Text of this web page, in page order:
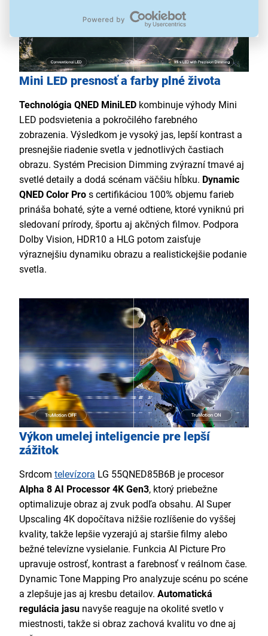
Mini LED presnosť a farby plné života
Technológia QNED MiniLED kombinuje výhody Mini
LED podsvietenia a pokročilého farebného
zobrazenia. Výsledkom je vysoký jas, lepší kontrast a
presnejšie riadenie svetla v jednotlivých častiach
obrazu. Systém Precision Dimming zvýrazní tmavé aj
svetlé detaily a dodá scénam väčšiu hĺbku. Dynamic
QNED Color Pro s certifikáciou 100% objemu farieb
prináša bohaté, sýte a verné odtiene, ktoré vyniknú pri
sledovaní prírody, športu aj akčných filmov. Podpora
Dolby Vision, HDR10 a HLG potom zaisťuje
výraznejšiu dynamiku obrazu a realistickejšie podanie
svetla.
Výkon umelej inteligencie pre lepší
zážitok
Srdcom televízora LG 55QNED85B6B je procesor
Alpha 8 AI Processor 4K Gen3, ktorý priebežne
optimalizuje obraz aj zvuk podľa obsahu. AI Super
Upscaling 4K dopočítava nižšie rozlíšenie do vyššej
kvality, takže lepšie vyzerajú aj staršie filmy alebo
bežné televízne vysielanie. Funkcia AI Picture Pro
upravuje ostrosť, kontrast a farebnosť v reálnom čase.
Dynamic Tone Mapping Pro analyzuje scénu po scéne
a zlepšuje jas aj kresbu detailov. Automatická
regulácia jasu navyše reaguje na okolité svetlo v
miestnosti, takže si obraz zachová kvalitu vo dne aj